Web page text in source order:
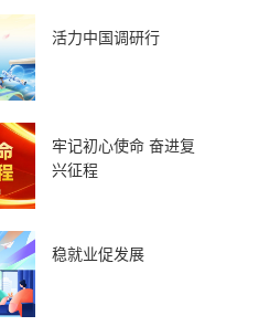
活力中国调研行
牢记初心使命 奋进复
兴征程
稳就业促发展